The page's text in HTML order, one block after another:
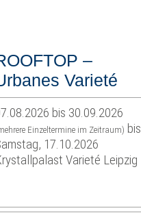
–
Varieté
bis 30.09.2026
Einzeltermine im Zeitraum) bis
17.10.2026
Varieté Leipzig